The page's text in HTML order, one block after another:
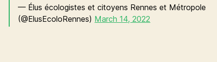
— Élus écologistes et citoyens Rennes et Métropole
(@ElusEcoloRennes) March 14, 2022